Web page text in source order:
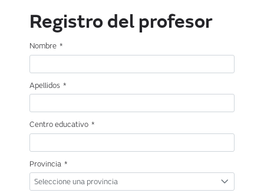
Registro del profesor
Nombre *
Apellidos *
Centro educativo *
Provincia *
Seleccione una provincia